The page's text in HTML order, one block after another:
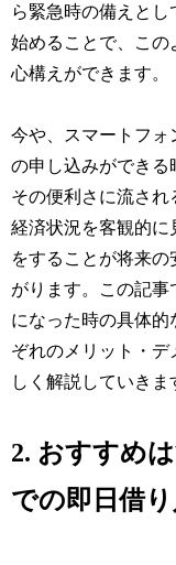
ら緊急時の備えと
始めることで、この
心構えができます。
今や、スマートフォ
の申し込みができる
その便利さに流さ
経済状況を客観的に
をすることが将来
がります。この記事
になった時の具体
ぞれのメリット・
しく解説していきま
2. おすすめ
での即日借